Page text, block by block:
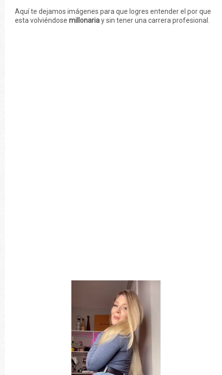
Aquí te dejamos imágenes para que logres entender el por que
esta volviéndose millonariay sin tener una carrera profesional.